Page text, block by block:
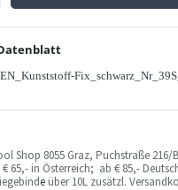
Shop 8055 Graz, Puchstraße 216/
65,- in Österreich; ab € 85,-
e über 10L zusätzl.